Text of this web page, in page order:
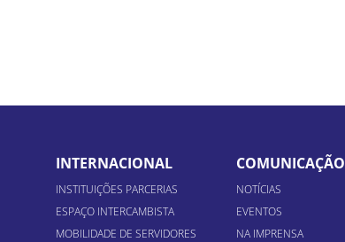
INTERNACIONAL
INSTITUIÇÕES PARCERIAS
ESPAÇO INTERCAMBISTA
MOBILIDADE DE SERVIDORES
COMUNICAÇÃO
NOTÍCIAS
EVENTOS
NA IMPRENSA